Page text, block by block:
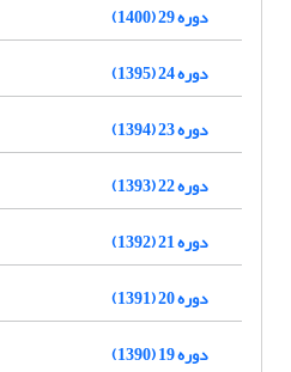
دوره 29 (1400)
دوره 24 (1395)
دوره 23 (1394)
دوره 22 (1393)
دوره 21 (1392)
دوره 20 (1391)
دوره 19 (1390)